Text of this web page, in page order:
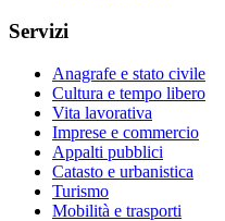
Servizi
Anagrafe e stato civile
Cultura e tempo libero
Vita lavorativa
Imprese e commercio
Appalti pubblici
Catasto e urbanistica
Turismo
Mobilità e trasporti